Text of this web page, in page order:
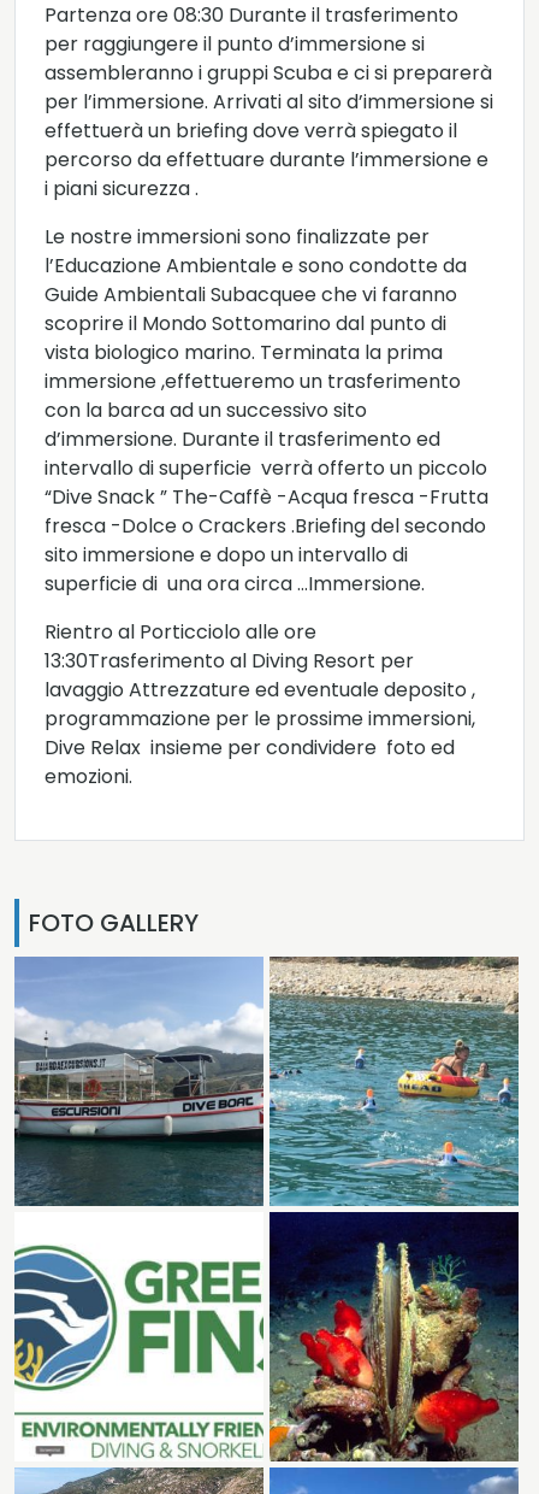
Partenza ore 08:30 Durante il trasferimento
per raggiungere il punto d’immersione si
assembleranno i gruppi Scuba e ci si preparerà
per l’immersione. Arrivati al sito d’immersione si
effettuerà un briefing dove verrà spiegato il
percorso da effettuare durante l’immersione e
i piani sicurezza .
Le nostre immersioni sono finalizzate per
l’Educazione Ambientale e sono condotte da
Guide Ambientali Subacquee che vi faranno
scoprire il Mondo Sottomarino dal punto di
vista biologico marino. Terminata la prima
immersione ,effettueremo un trasferimento
con la barca ad un successivo sito
d’immersione. Durante il trasferimento ed
intervallo di superficie verrà offerto un piccolo
“Dive Snack ” The-Caffè -Acqua fresca -Frutta
fresca -Dolce o Crackers .Briefing del secondo
sito immersione e dopo un intervallo di
superficie di una ora circa …Immersione.
Rientro al Porticciolo alle ore
13:30Trasferimento al Diving Resort per
lavaggio Attrezzature ed eventuale deposito ,
programmazione per le prossime immersioni,
Dive Relax insieme per condividere foto ed
emozioni.
FOTO GALLERY